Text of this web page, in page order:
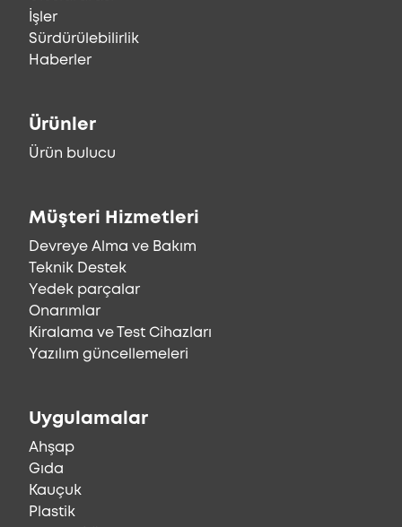
İşler
Sürdürülebilirlik
Haberler
Ürünler
Ürün bulucu
Müşteri Hizmetleri
Devreye Alma ve Bakım
Teknik Destek
Yedek parçalar
Onarımlar
Kiralama ve Test Cihazları
Yazılım güncellemeleri
Uygulamalar
Ahşap
Gıda
Kauçuk
Plastik